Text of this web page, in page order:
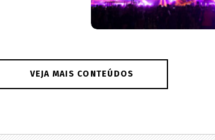
VEJA MAIS CONTEÚDOS